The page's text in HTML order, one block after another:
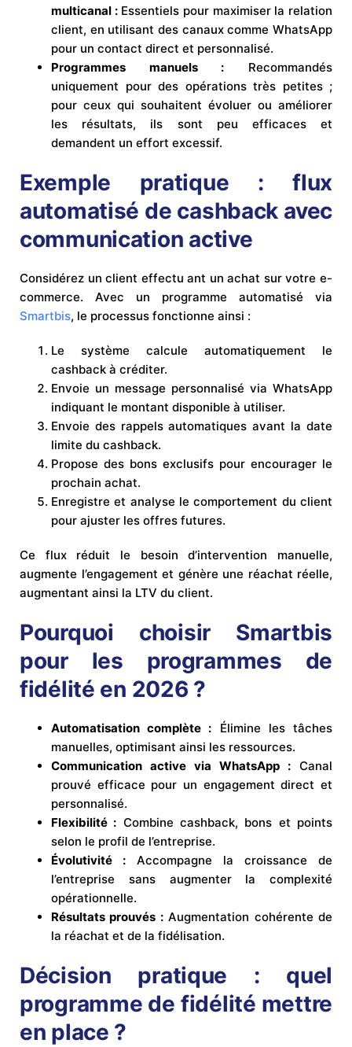
multicanal :Essentiels pour maximiser la relation
client, en utilisant des canaux comme WhatsApp
pour un contact direct et personnalisé.
Programmes manuels : Recommandés
uniquement pour des opérations très petites ;
pour ceux qui souhaitent évoluer ou améliorer
les résultats, ils sont peu efficaces et
demandent un effort excessif.
Exemple pratique : flux
automatisé de cashback avec
communication active
Considérez un client effectu ant un achat sur votre e-
commerce. Avec un programme automatisé via
Smartbis, le processus fonctionne ainsi :
Le système calcule automatiquement le
cashback à créditer.
Envoie un message personnalisé via WhatsApp
indiquant le montant disponible à utiliser.
Envoie des rappels automatiques avant la date
limite du cashback.
Propose des bons exclusifs pour encourager le
prochain achat.
Enregistre et analyse le comportement du client
pour ajuster les offres futures.
Ce flux réduit le besoin d’intervention manuelle,
augmente l’engagement et génère une réachat réelle,
augmentant ainsi la LTV du client.
Pourquoi choisir Smartbis
pour les programmes de
fidélité en 2026 ?
Automatisation complète : Élimine les tâches
manuelles, optimisant ainsi les ressources.
Communication active via WhatsApp : Canal
prouvé efficace pour un engagement direct et
personnalisé.
Flexibilité : Combine cashback, bons et points
selon le profil de l’entreprise.
Évolutivité : Accompagne la croissance de
l’entreprise sans augmenter la complexité
opérationnelle.
Résultats prouvés :Augmentation cohérente de
la réachat et de la fidélisation.
Décision pratique : quel
programme de fidélité mettre
en place ?